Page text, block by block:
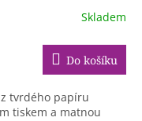
Skladem
Do košíku
tvrdého papíru
tiskem a matnou